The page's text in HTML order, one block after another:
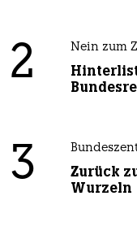
2 Nein zum
3
Zurück
Wurzeln